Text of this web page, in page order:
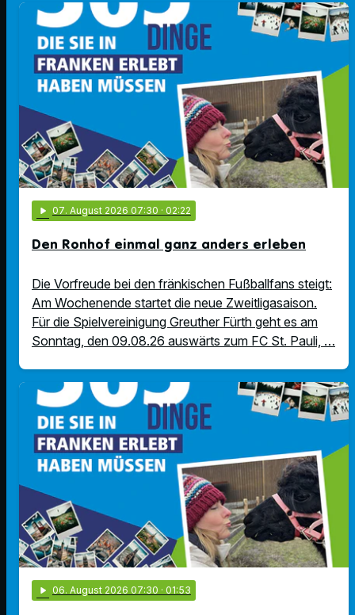
play_arrow 07. August 2026 07:30 · 02:22
Den Ronhof einmal ganz anders erleben
Die Vorfreude bei den fränkischen Fußballfans steigt:
Am Wochenende startet die neue Zweitligasaison.
Für die Spielvereinigung Greuther Fürth geht es am
Sonntag, den 09.08.26 auswärts zum FC St. Pauli, …
play_arrow 06. August 2026 07:30 · 01:53